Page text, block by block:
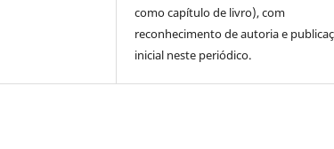
como capítulo de livro), com
reconhecimento de autoria e
inicial neste periódico.